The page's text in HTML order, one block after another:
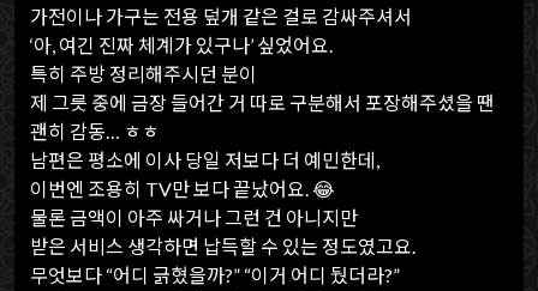
가전이나 가구는 전용 덮개 같은 걸로 감싸주셔서
‘아, 여긴 진짜 체계가 있구나’ 싶었어요.
특히 주방 정리해주시던 분이
제 그릇 중에 금장 들어간 거 따로 구분해서 포장해주셨을 땐
괜히 감동… ㅎㅎ
남편은 평소에 이사 당일 저보다 더 예민한데,
이번엔 조용히 TV만 보다 끝났어요. 😂
물론 금액이 아주 싸거나 그런 건 아니지만
받은 서비스 생각하면 납득할 수 있는 정도였고요.
무엇보다 “어디 긁혔을까?” “이거 어디 뒀더라?”